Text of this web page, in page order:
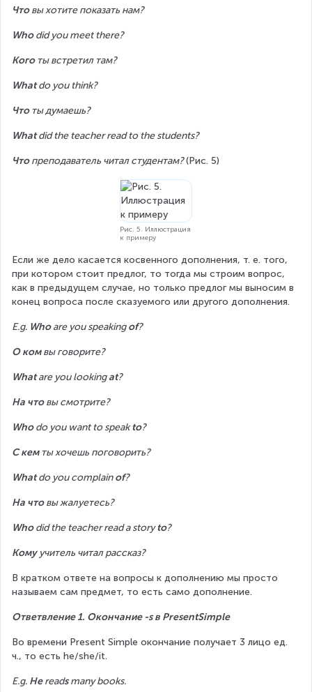
Что вы хотите показать нам?
Who did you meet there?
Кого ты встретил там?
What do you think?
Что ты думаешь?
What did the teacher read to the students?
Что преподаватель читал студентам? (Рис. 5)
Рис. 5. Иллюстрация
к примеру
Если же дело касается косвенного дополнения, т. е. того,
при котором стоит предлог, то тогда мы строим вопрос,
как в предыдущем случае, но только предлог мы выносим в
конец вопроса после сказуемого или другого дополнения.
E.g. Who are you speaking of?
О ком вы говорите?
What are you looking at?
На что вы смотрите?
Who do you want to speak to?
С кем ты хочешь поговорить?
What do you complain of?
На что вы жалуетесь?
Who did the teacher read a story to?
Кому учитель читал рассказ?
В кратком ответе на вопросы к дополнению мы просто
называем сам предмет, то есть само дополнение.
Ответвление 1. Окончание -s в PresentSimple
Во времени Present Simple окончание получает 3 лицо ед.
ч., то есть he/she/it.
E.g. He reads many books.